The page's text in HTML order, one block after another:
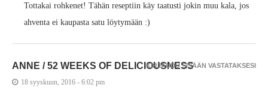
Tottakai rohkenet! Tähän reseptiin käy taatusti jokin muu kala, jos
ahventa ei kaupasta satu löytymään :)
ANNE / 52 WEEKS OF DELICIOUSNESS
18 syyskuun, 2016 - 6:02 pm
KIRJAUDU SISÄÄN VASTATAKSESI